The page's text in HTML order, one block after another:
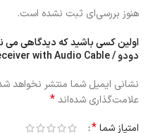
هنوز بررسی‌ای ثبت نشده است.
اولین کسی باشید که دیدگاهی می
دودو / mccdodo Wireless Receiver with Audio Cable”
نشانی ایمیل شما منتشر نخواهد
علامت‌گذاری شده‌اند*
امتیاز شما*